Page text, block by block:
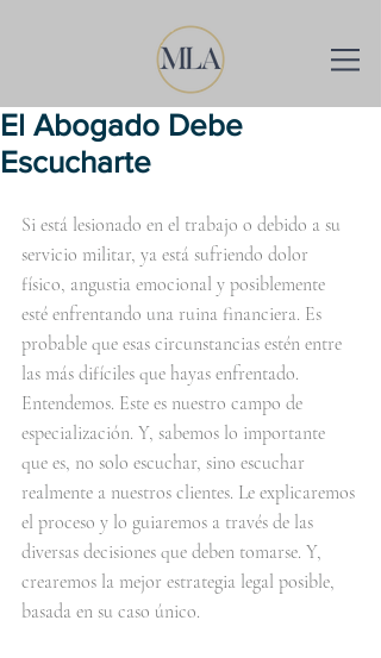
El Abogado Debe
Escucharte
Si está lesionado en el trabajo o debido a su
servicio militar, ya está sufriendo dolor
físico, angustia emocional y posiblemente
esté enfrentando una ruina financiera. Es
probable que esas circunstancias estén entre
las más difíciles que hayas enfrentado.
Entendemos. Este es nuestro campo de
especialización. Y, sabemos lo importante
que es, no solo escuchar, sino escuchar
realmente a nuestros clientes. Le explicaremos
el proceso y lo guiaremos a través de las
diversas decisiones que deben tomarse. Y,
crearemos la mejor estrategia legal posible,
basada en su caso único.